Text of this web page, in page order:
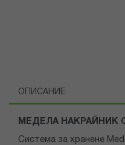
ОПИСАНИЕ
МЕДЕЛА НАКРАЙНИК
Система за хранене